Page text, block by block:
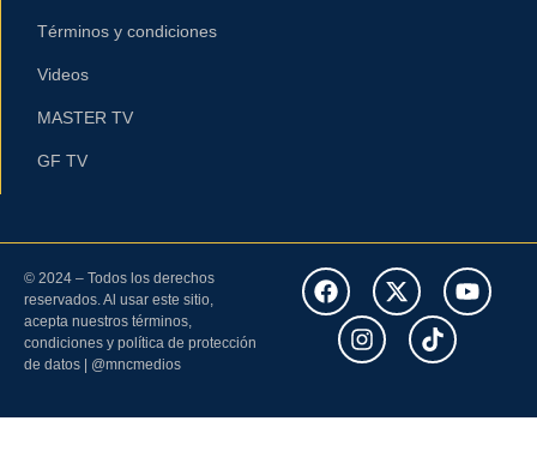
Términos y condiciones
Videos
MASTER TV
GF TV
© 2024 – Todos los derechos
reservados. Al usar este sitio,
acepta nuestros términos,
condiciones y política de protección
de datos | @mncmedios